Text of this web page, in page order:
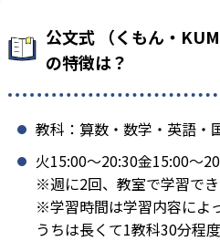
公文式 （くもん・
の特徴は？
教科：算数・数学・英語・
火15:00〜20:30金15:00〜
※週に2回、教室で学習でき
※学習時間は学習内容によ
うちは長くて1教科30分程度